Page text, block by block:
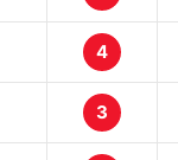
4
3